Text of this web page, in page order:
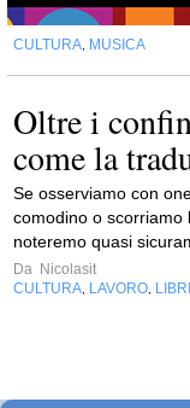
CULTURA MUSICA
Oltre i
come la
Se osserviamo con
comodino o scorriamo
noteremo quasi
Da Nicolasit
CULTURA LAVORO LIBRI